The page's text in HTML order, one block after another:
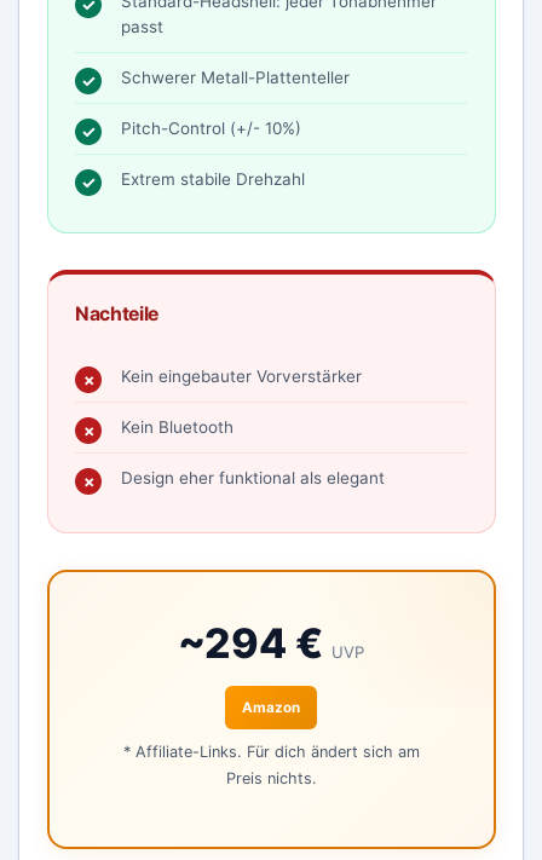
passt
Schwerer Metall-Plattenteller
Pitch-Control (+/- 10%)
Extrem stabile Drehzahl
Nachteile
Kein eingebauter Vorverstärker
Kein Bluetooth
Design eher funktional als elegant
~294 € UVP
Amazon
* Affiliate-Links. Für dich ändert sich am
Preis nichts.